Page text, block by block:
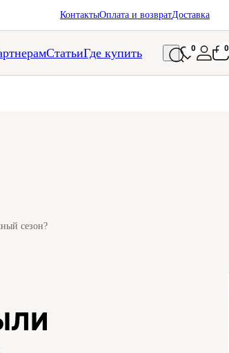
КонтактыОплата и возвратДоставка
СтатьиГде купить 0 0
сезон?